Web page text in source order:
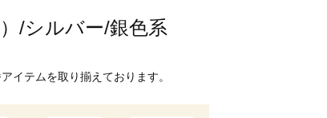
/シルバー/銀色系
イテムを取り揃えております。